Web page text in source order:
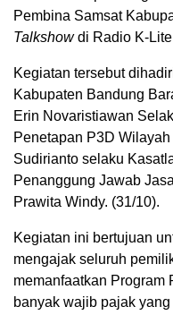
Pembina Samsat
Talkshowdi Radio K-Lite
Kegiatan tersebut
Kabupaten Bandung
Erin Novaristiawan
Penetapan P3D
Sudirianto selaku
Penanggung Jawab
Prawita Windy. (31/10).
Kegiatan ini bertujuan
mengajak seluruh
memanfaatkan Program
banyak wajib pajak